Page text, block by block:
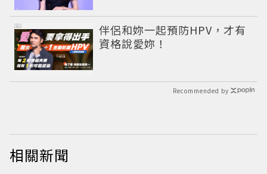
伴侶和妳一起預防HPV，才有
資格說愛妳！
PR
Recommended by
相關新聞